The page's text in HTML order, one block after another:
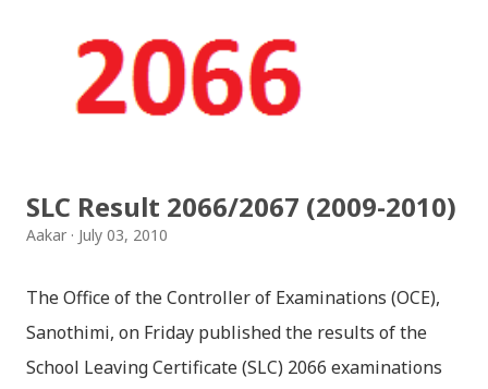
Download Patriotic Nepali Song: नेपालले के गर्यो मलाई, भन्न
छोडिदेउ Download: रातो र चन्द्र सुर्य / raato ra chandra
surya (रचनाकार: गोपाल प्रसाद रिमाल, गायक: फत्तेमान, संगीत:
मरेपनि मेरो देश बाँचिराखोस / ma marepan...
SLC Result 2066/2067 (2009-2010)
Aakar July 03, 2010
The Office of the Controller of Examinations (OCE),
Sanothimi, on Friday published the results of the
School Leaving Certificate (SLC) 2066 examinations